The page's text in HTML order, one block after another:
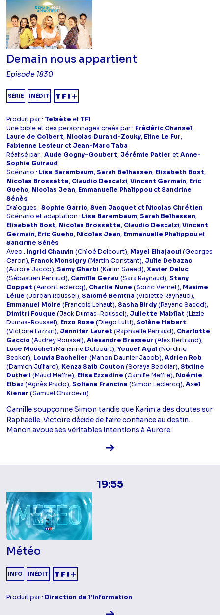
Demain nous appartient
Episode 1830
SÉRIE INÉDIT
Produit par : Telsète et TF1
Une bible et des personnages créés par : Frédéric Chansel,
Laure de Colbert, Nicolas Durand-Zouky, Eline Le Fur,
Fabienne Lesieur et Jean-Marc Taba
Réalisé par :Aude Gogny-Goubert, Jérémie Patier etAnne-
Sophie Guiraud
Scénario : Lise Barembaum,Sarah Belhassen, Elisabeth Bost,
Nicolas Brossette, Claudio Descalzi,Vincent Germain, Eric
Gueho, Nicolas Jean, Emmanuelle Phalippou etSandrine
Sénès
Dialogues :Sophie Garric,Sven Jacquet et Nicolas Chrétien
Scénario et adaptation : Lise Barembaum,Sarah Belhassen,
Elisabeth Bost, Nicolas Brossette, Claudio Descalzi,Vincent
Germain, Eric Gueho, Nicolas Jean, Emmanuelle Phalippou et
Sandrine Sénès
Avec : Ingrid Chauvin (Chloé Delcourt), Mayel Elhajaoui (Georges
Caron), Franck Monsigny(Martin Constant), Julie Debazac
(Aurore Jacob),Samy Gharbi (Karim Saeed),Xavier Deluc
(Sébastien Perraud), Camille Genau (Sara Raynaud),Stany
Coppet (Aaron Leclercq), Charlie Nune (Soizic Vernet), Maxime
Lélue (Jordan Roussel),Salomé Benitha (Violette Raynaud),
Emmanuel Moire (Francois Lehaut),Sasha Birdy(Rayane Saeed),
Dimitri Fouque (Jack Dumas-Roussel), Juliette Mabilat (Lizzie
Dumas-Roussel), Enzo Rose (Diego Lutti),Solène Hebert
(Victoire Lazzari), Jennifer Lauret (Raphaëlle Perraud), Charlotte
Gaccio (Audrey Roussel),Alexandre Brasseur (Alex Bertrand),
Luce Mouchel (Marianne Delcourt),Youcef Agal (Nordine
Becker), Louvia Bachelier (Manon Daunier Jacob),Adrien Rob
(Damien Julliard), Kenza Saib Couton (Soraya Beddiar),Sixtine
Dutheil (Maud Meffre), Elisa Ezzedine (Camille Meffre), Noémie
Elbaz (Agnès Prado),Sofiane Francine (Simon Leclercq),Axel
Kiener (Samuel Chardeau)
Camille soupçonne Simon tandis que Karim a des doutes sur
Raphaëlle. Victoire décide de faire confiance au destin.
Manon avoue ses véritables intentions à Aurore.
Voir la fiche diffusion
19:55
Météo
INFO INÉDIT
Produit par : Direction de l’Information
Voir la fiche diffusion